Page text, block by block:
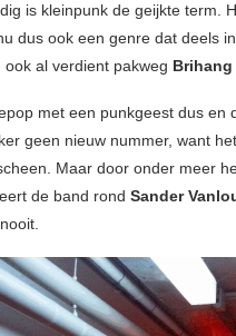
is kleinpunk de geijkte term.
dus ook een genre dat deels
ook al verdient pakweg Brihang
met een punkgeest dus en
geen nieuw nummer, want
Maar door onder meer
de band rond Sander